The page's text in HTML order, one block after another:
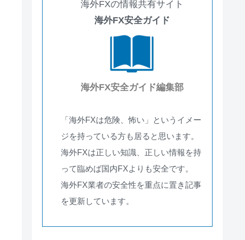
海外FXの情報共有サイト
海外FX安全ガイド
海外FX安全ガイド編集部
「海外FXは危険、怖い」というイメー
ジを持っている方も居ると思います。
海外FXは正しい知識、正しい情報を持
って臨めば国内FXよりも安全です。
海外FX業者の安全性を重点に置き記事
を更新しています。